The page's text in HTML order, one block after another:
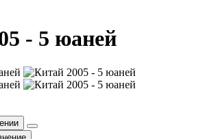
- 5 юаней